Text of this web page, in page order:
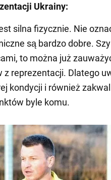
Ukrainy:
silna fizycznie. Nie
są bardzo dobre.
to można już
z reprezentacji. Dlatego
kondycji i również
byle komu.